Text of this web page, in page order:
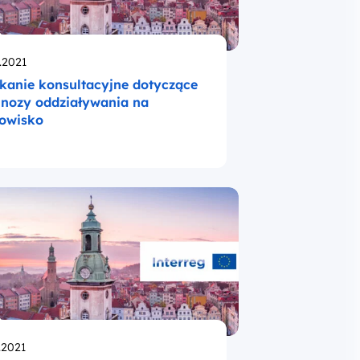
konsultacyjne dotyczące
oddziaływania na